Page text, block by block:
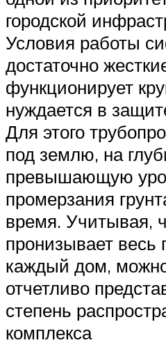
городской
Условия работы
достаточно
функционирует
нуждается в
Для этого
под землю, на
превышающую
промерзания
время. Учитывая,
пронизывает весь
каждый дом,
отчетливо
степень
комплекса